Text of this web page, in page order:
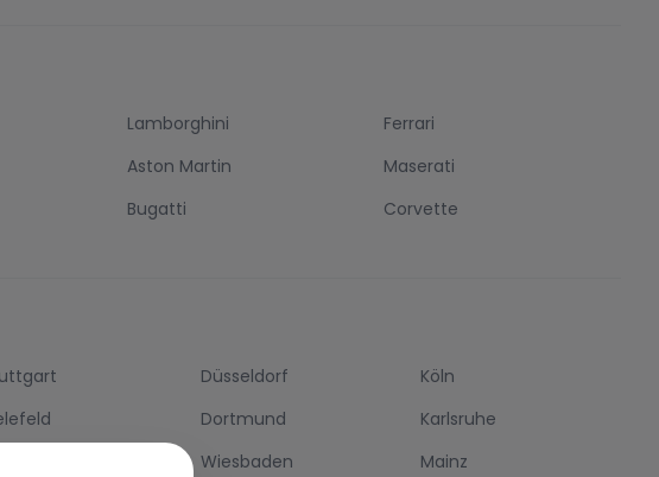
Lamborghini
Ferrari
Aston Martin
Maserati
Bugatti Corvette
Düsseldorf
Köln
Dortmund
Karlsruhe
Wiesbaden Mainz